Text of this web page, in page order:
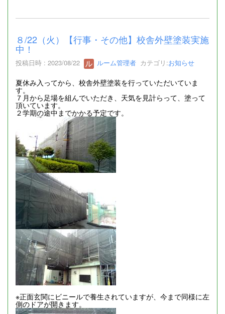
８/22（火）【行事・その他】校舎外壁塗装実施
中！
投稿日時 : 2023/08/22 ルーム管理者 カテゴリ:お知らせ
夏休み入ってから、校舎外壁塗装を行っていただいていま
す。
７月から足場を組んでいただき、天気を見計らって、塗って
頂いています。
２学期の途中までかかる予定です。
※正面玄関にビニールで養生されていますが、今まで同様に左
側のドアが開きます。